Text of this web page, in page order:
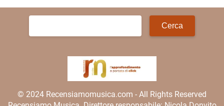
Ricerca
© 2024 Recensiamomusica.com - All Rights Reserved